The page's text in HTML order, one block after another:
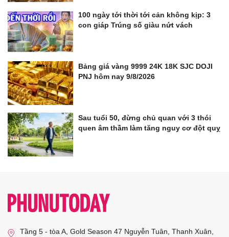
100 ngày tới thời tới cản không kịp: 3
con giáp Trúng số giàu nứt vách
Bảng giá vàng 9999 24K 18K SJC DOJI
PNJ hôm nay 9/8/2026
Sau tuổi 50, đừng chủ quan với 3 thói
quen âm thầm làm tăng nguy cơ đột quỵ
Tầng 5 - tòa A, Gold Season 47 Nguyễn Tuân, Thanh Xuân,